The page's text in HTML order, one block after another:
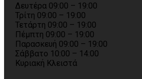
Δευτέρα 09:00 – 19:00
Τρίτη 09:00 – 19:00
Τετάρτη 09:00 – 19:00
Πέμπτη 09:00 – 19:00
Παρασκευή 09:00 – 19:00
Σάββατο 10:00 – 14:00
Κυριακή Κλειστά